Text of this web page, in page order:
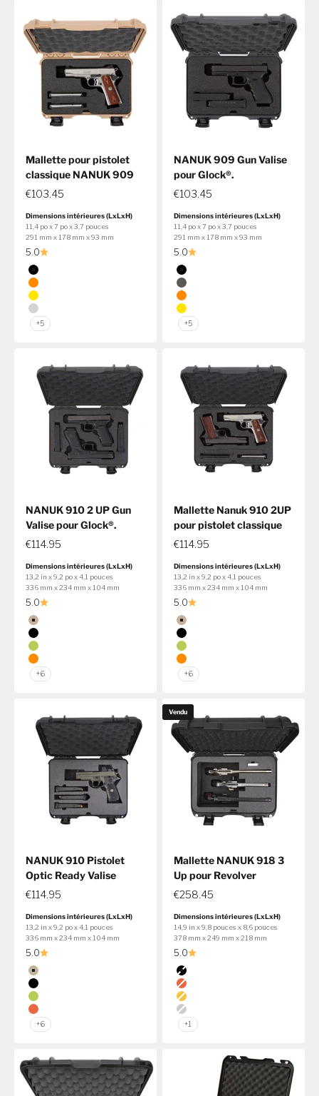
Mallette pour pistolet
classique NANUK 909
€103.45
Dimensions intérieures (LxLxH)
11,4 po x 7 po x 3,7 pouces
291 mm x 178 mm x 93 mm
5.0
Couleur
Noir
Orange
Jaune
Argent
+5
NANUK 909 Gun Valise
pour Glock®.
€103.45
Dimensions intérieures (LxLxH)
11,4 po x 7 po x 3,7 pouces
291 mm x 178 mm x 93 mm
5.0
Couleur
Noir
Graphite
Orange
Jaune
+5
NANUK 910 2 UP Gun
Valise pour Glock®.
€114.95
Dimensions intérieures (LxLxH)
13,2 in x 9,2 po x 4,1 pouces
336 mm x 234 mm x 104 mm
5.0
Couleur
Beige
Noir
Lime
Orange
+6
Mallette Nanuk 910 2UP
pour pistolet classique
€114.95
Dimensions intérieures (LxLxH)
13,2 in x 9,2 po x 4,1 pouces
336 mm x 234 mm x 104 mm
5.0
Couleur
Beige
Noir
Lime
Orange
+6
NANUK 910 Pistolet
Optic Ready Valise
€114.95
Dimensions intérieures (LxLxH)
13,2 in x 9,2 po x 4,1 pouces
336 mm x 234 mm x 104 mm
5.0
Couleur
Beige
Noir
Lime
Orange
+6
Vendu
Mallette NANUK 918 3
Up pour Revolver
€258.45
Dimensions intérieures (LxLxH)
14,9 in x 9,8 pouces x 8,6 pouces
378 mm x 249 mm x 218 mm
5.0
Couleur
Noir
Orange
Jaune
Argent
+1